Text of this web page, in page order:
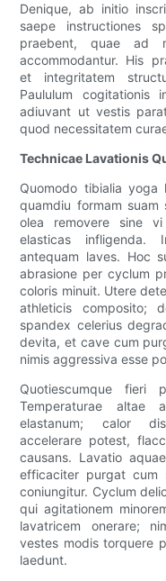
Denique, ab initio
saepe instructiones
praebent, quae ad
accommodantur. His
et integritatem
Paululum cogitationis
adiuvant ut vestis
quod necessitatem
Technicae Lavationis
Quomodo tibialia yoga
quamdiu formam
olea removere sine
elasticas infligenda.
antequam laves. Hoc
abrasione per cyclum
coloris minuit. Utere
athleticis composito;
spandex celerius
devita, et cave cum
nimis aggressiva esse
Quotiescumque fieri
Temperaturae altae
elastanum; calor
accelerare potest,
causans. Lavatio
efficaciter purgat cum
coniungitur. Cyclum
qui agitationem
lavatricem onerare;
vestes modis torquere
laedunt.